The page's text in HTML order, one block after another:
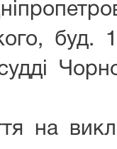
буд.
на